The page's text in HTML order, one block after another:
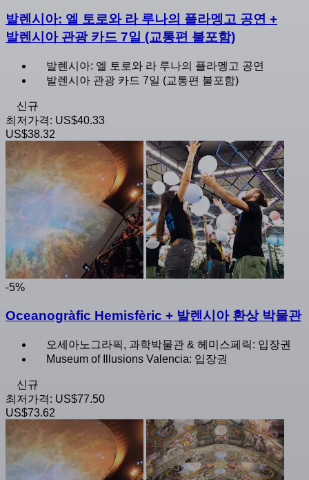
발렌시아: 엘 토로와 라 루나의 플라멩고 공연 +
발렌시아 관광 카드 7일 (교통편 불포함)
발렌시아: 엘 토로와 라 루나의 플라멩고 공연
발렌시아 관광 카드 7일 (교통편 불포함)
신규
최저가격: US$40.33
US$38.32
-5%
Oceanogràfic Hemisfèric + 발렌시아 환상 박물관
오세아노그라픽, 과학박물관 & 헤미스페릭: 입장권
Museum of Illusions Valencia: 입장권
신규
최저가격: US$77.50
US$73.62